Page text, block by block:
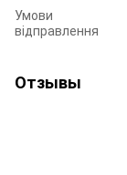
Умови
відправлення
Отзывы